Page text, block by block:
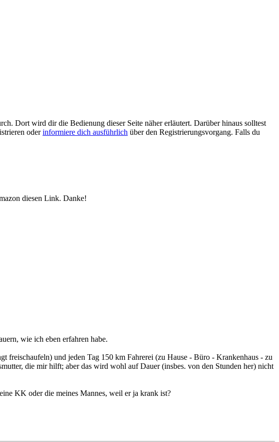
Dort wird dir die Bedienung dieser Seite näher erläutert. Darüber hinaus solltest
oderinformiere dich ausführlich über den Registrierungsvorgang. Falls du
diesen Link. Danke!
wie ich eben erfahren habe.
freischaufeln) und jeden Tag 150 km Fahrerei (zu Hause - Büro - Krankenhaus - zu
die mir hilft; aber das wird wohl auf Dauer (insbes. von den Stunden her) nicht
KK oder die meines Mannes, weil er ja krank ist?